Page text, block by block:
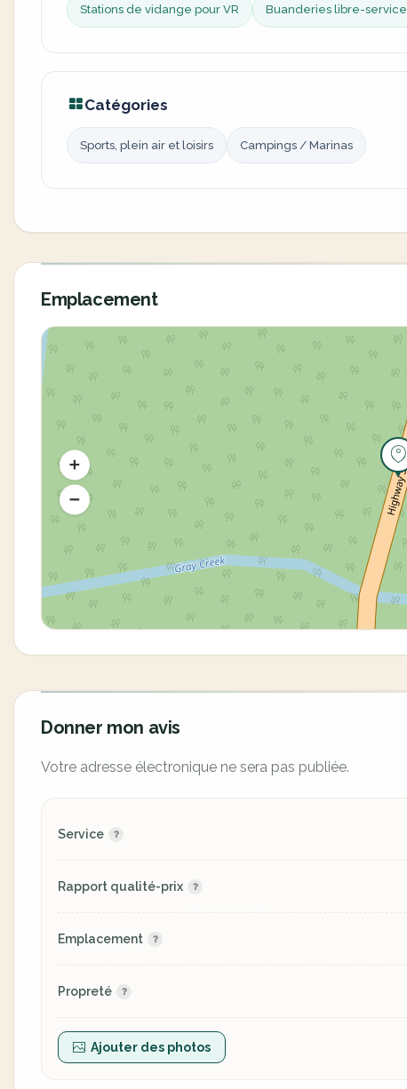
Stations de vidange pour VR Buanderies libre-service
Catégories
Sports, plein air et loisirs Campings / Marinas
Emplacement
Donner mon avis
Votre adresse électronique ne sera pas publiée.
Service
Rapport qualité-prix
Emplacement
Propreté
Ajouter des photos